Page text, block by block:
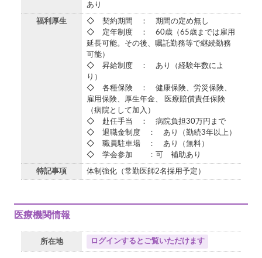
あり
福利厚生
◇ 契約期間 ： 期間の定め無し
◇ 定年制度 ： 60歳（65歳までは雇用
延長可能。その後、嘱託勤務等で継続勤務
可能）
◇ 昇給制度 ： あり（経験年数によ
り）
◇ 各種保険 ： 健康保険、労災保険、
雇用保険、厚生年金、 医療賠償責任保険
（病院として加入）
◇ 赴任手当 ： 病院負担30万円まで
◇ 退職金制度 ： あり（勤続3年以上）
◇ 職員駐車場 ： あり（無料）
◇ 学会参加 ：可 補助あり
特記事項 体制強化（常勤医師2名採用予定）
医療機関情報
所在地 ログインするとご覧いただけます